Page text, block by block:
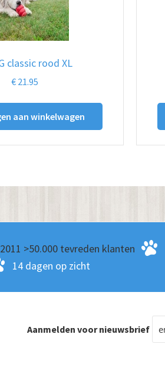
classic rood XL
€ 21.95
aan winkelwagen
>50.000 tevreden klanten
14 dagen op zicht
Aanmelden voor nieuwsbrief